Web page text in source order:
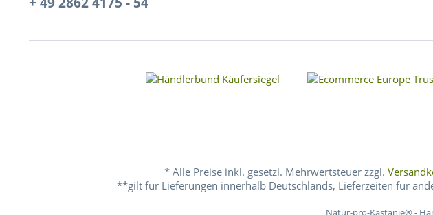
* Alle Preise inkl. gesetzl. Mehrwertsteuer zzgl.
**gilt für Lieferungen innerhalb Deutschlands, Lieferzeiten für
Natur-pro-Kastanie® -